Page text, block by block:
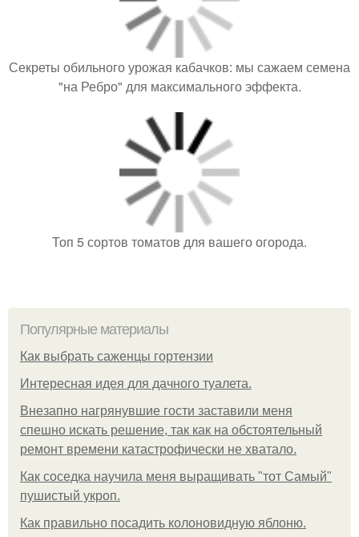
Секреты обильного урожая кабачков: мы сажаем семена
"на Ребро" для максимального эффекта.
Топ 5 сортов томатов для вашего огорода.
Популярные материалы
Как выбрать саженцы гортензии
Интересная идея для дачного туалета.
Внезапно нагрянувшие гости заставили меня
спешно искать решение, так как на обстоятельный
ремонт времени катастрофически не хватало.
Как соседка научила меня выращивать "тот Самый"
пушистый укроп.
Как правильно посадить колоновидную яблоню.